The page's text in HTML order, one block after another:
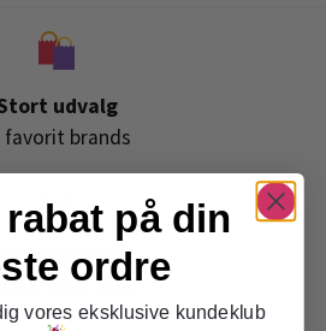
udvalg
favorit brands
levering
køb over 399,-
rabat på din
ordre
vores eksklusive kundeklub